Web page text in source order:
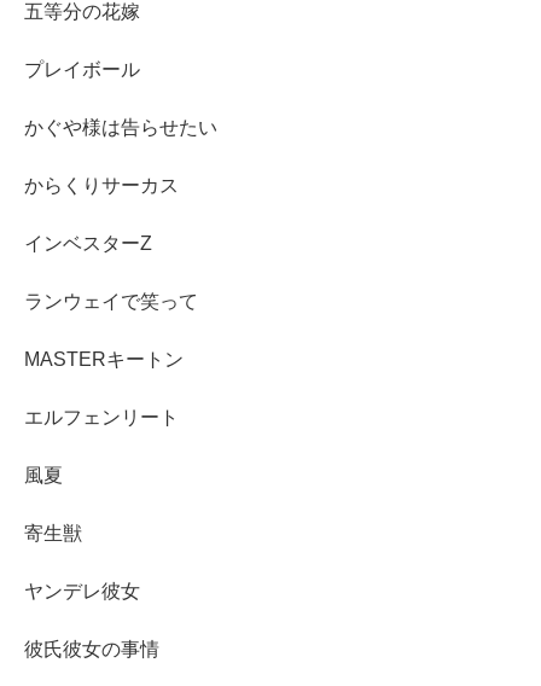
五等分の花嫁
プレイボール
かぐや様は告らせたい
からくりサーカス
インベスターZ
ランウェイで笑って
MASTERキートン
エルフェンリート
風夏
寄生獣
ヤンデレ彼女
彼氏彼女の事情